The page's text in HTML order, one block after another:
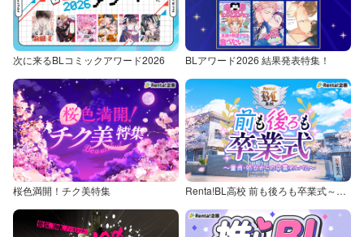
次に来るBLコミックアワード2026 BLアワード2026 結果発表特集！
桜色満開！チク美特集 Renta!BL高校 前も後ろも卒業式～童貞・処女からの卒業アルバム～